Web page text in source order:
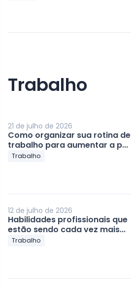
Trabalho
21 de julho de 2026
Como organizar sua rotina de
trabalho para aumentar a p...
Trabalho
12 de julho de 2026
Habilidades profissionais que
estão sendo cada vez mais...
Trabalho